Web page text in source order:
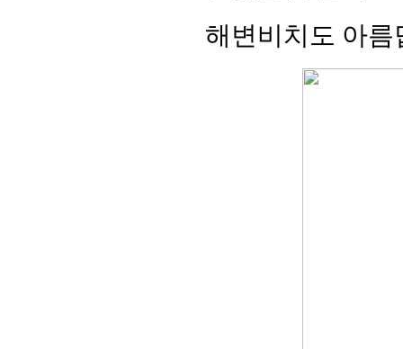
해변비치도 아